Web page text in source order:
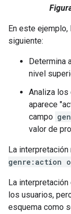
En este
siguiente:
Determina
nivel
Analiza los
aparece
campo
valor de
La
genre:action
La
los usuarios,
esquema como